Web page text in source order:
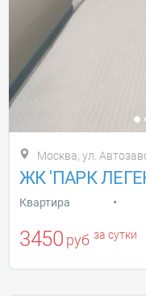
Москва, ул.
ЖК 'ПАРК
Квартира •
3450 руб за сутки